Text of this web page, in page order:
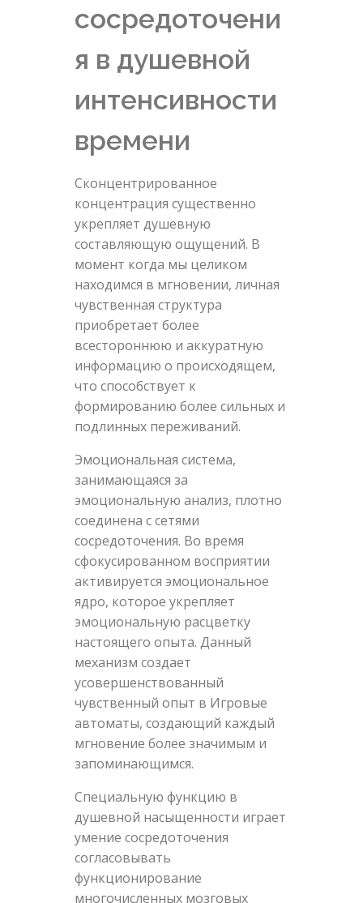
сосредоточени
я в душевной
интенсивности
времени
Сконцентрированное
концентрация существенно
укрепляет душевную
составляющую ощущений. В
момент когда мы целиком
находимся в мгновении, личная
чувственная структура
приобретает более
всестороннюю и аккуратную
информацию о происходящем,
что способствует к
формированию более сильных и
подлинных переживаний.
Эмоциональная система,
занимающаяся за
эмоциональную анализ, плотно
соединена с сетями
сосредоточения. Во время
сфокусированном восприятии
активируется эмоциональное
ядро, которое укрепляет
эмоциональную расцветку
настоящего опыта. Данный
механизм создает
усовершенствованный
чувственный опыт в Игровые
автоматы, создающий каждый
мгновение более значимым и
запоминающимся.
Специальную функцию в
душевной насыщенности играет
умение сосредоточения
согласовывать
функционирование
многочисленных мозговых